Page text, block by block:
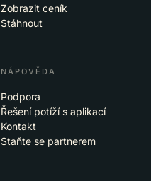
Zobrazit ceník
Stáhnout
NÁPOVĚDA
Podpora
Řešení potíží s aplikací
Kontakt
Staňte se partnerem